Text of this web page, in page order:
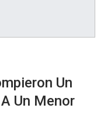
Un
Un Menor